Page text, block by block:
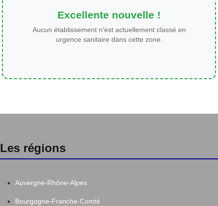
Excellente nouvelle !
Aucun établissement n'est actuellement classé en
urgence sanitaire dans cette zone.
Les régions
Auvergne-Rhône-Alpes
Bourgogne-Franche-Comté